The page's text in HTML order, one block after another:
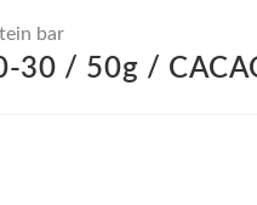
bar
30 / 50g /